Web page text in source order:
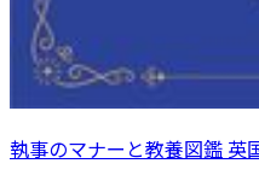
執事のマナーと教養図鑑